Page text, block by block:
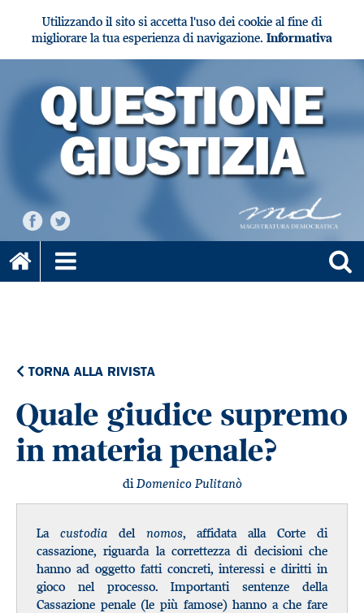
Utilizzando il sito si accetta l'uso dei cookie al fine di
migliorare la tua esperienza di navigazione. Informativa
TORNA ALLA RIVISTA
Quale giudice supremo
in materia penale?
diDomenico Pulitanò
La custodiadel nomos, affidata alla Corte di
cassazione, riguarda la correttezza di decisioni che
hanno ad oggetto fatti concreti, interessi e diritti in
gioco nel processo. Importanti sentenze della
Cassazione penale (le più famose) hanno a che fare